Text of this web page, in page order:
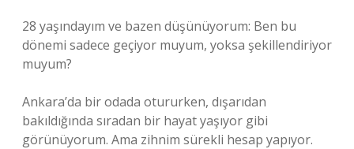
28 yaşındayım ve bazen düşünüyorum: Ben bu
dönemi sadece geçiyor muyum, yoksa şekillendiriyor
muyum?
Ankara’da bir odada otururken, dışarıdan
bakıldığında sıradan bir hayat yaşıyor gibi
görünüyorum. Ama zihnim sürekli hesap yapıyor.